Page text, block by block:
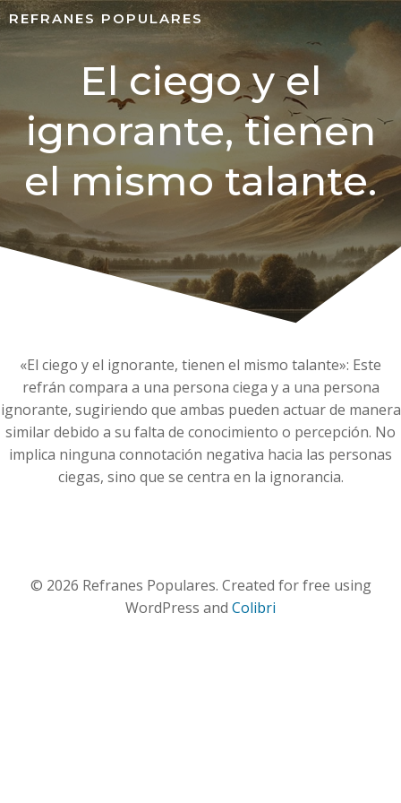
REFRANES POPULARES
El ciego y el
ignorante, tienen
el mismo talante.
«El ciego y el ignorante, tienen el mismo talante»: Este
refrán compara a una persona ciega y a una persona
ignorante, sugiriendo que ambas pueden actuar de manera
similar debido a su falta de conocimiento o percepción. No
implica ninguna connotación negativa hacia las personas
ciegas, sino que se centra en la ignorancia.
© 2026 Refranes Populares. Created for free using
WordPress and Colibri